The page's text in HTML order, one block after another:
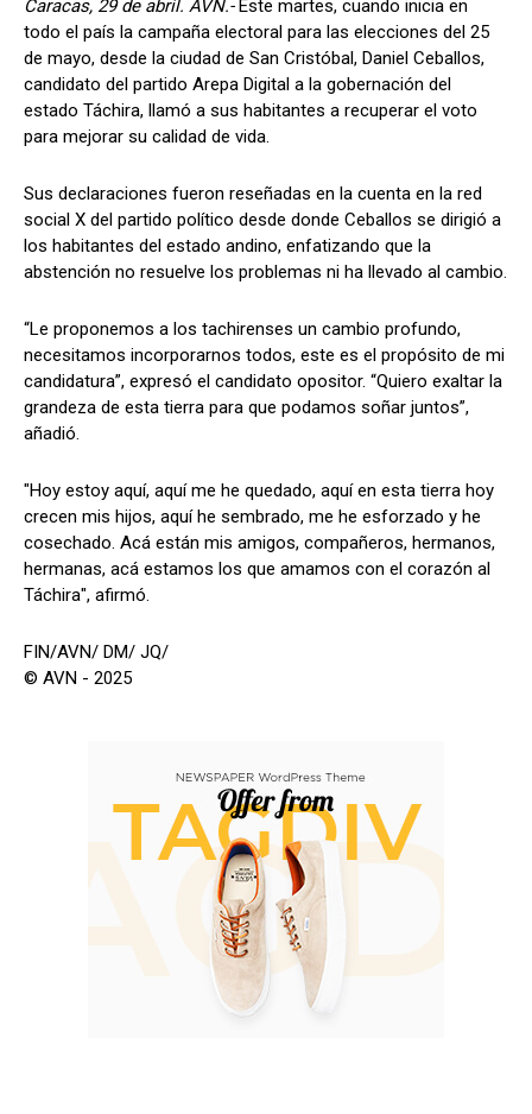
Caracas, 29 de abril. AVN.-Este martes, cuando inicia en
todo el país la campaña electoral para las elecciones del 25
de mayo, desde la ciudad de San Cristóbal, Daniel Ceballos,
candidato del partido Arepa Digital a la gobernación del
estado Táchira, llamó a sus habitantes a recuperar el voto
para mejorar su calidad de vida.
Sus declaraciones fueron reseñadas en la cuenta en la red
social X del partido político desde donde Ceballos se dirigió a
los habitantes del estado andino, enfatizando que la
abstención no resuelve los problemas ni ha llevado al cambio.
“Le proponemos a los tachirenses un cambio profundo,
necesitamos incorporarnos todos, este es el propósito de mi
candidatura”, expresó el candidato opositor. “Quiero exaltar la
grandeza de esta tierra para que podamos soñar juntos”,
añadió.
"Hoy estoy aquí, aquí me he quedado, aquí en esta tierra hoy
crecen mis hijos, aquí he sembrado, me he esforzado y he
cosechado. Acá están mis amigos, compañeros, hermanos,
hermanas, acá estamos los que amamos con el corazón al
Táchira", afirmó.
FIN/AVN/ DM/ JQ/
© AVN - 2025